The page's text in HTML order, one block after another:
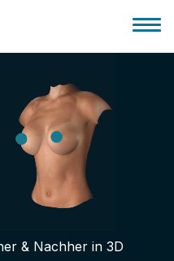
& Nachher in 3D